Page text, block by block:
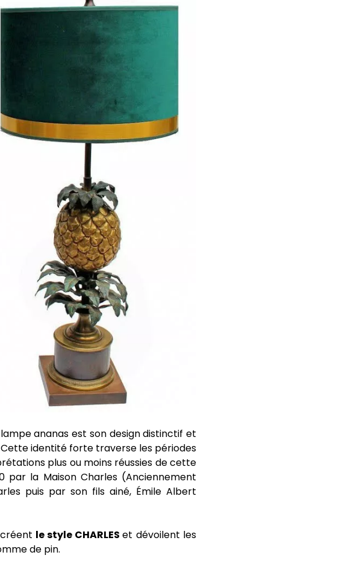
ananas est son design distinctif et
identité forte traverse les périodes
plus ou moins réussies de cette
par la Maison Charles (Anciennement
puis par son fils ainé, Émile Albert
le style CHARLESet dévoilent les
de pin.